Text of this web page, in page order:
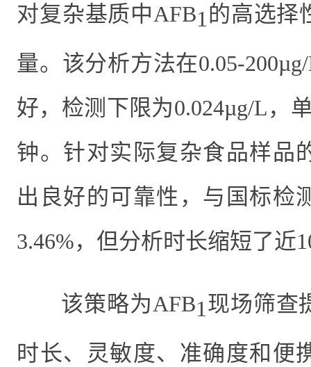
对复杂基质中AFB1 的高选择
量。该分析方法在0.05-
好，检测下限为0.024µg/L，
钟。针对实际复杂食品样品
出良好的可靠性，与国标检
3.46%，但分析时长缩短了近
该策略为AFB1现场筛查
时长、灵敏度、准确度和便